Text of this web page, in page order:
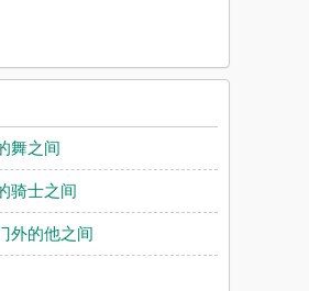
舞之间
骑士之间
外的他之间